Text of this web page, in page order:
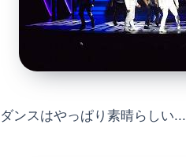
ダンスはやっぱり素晴らしい...